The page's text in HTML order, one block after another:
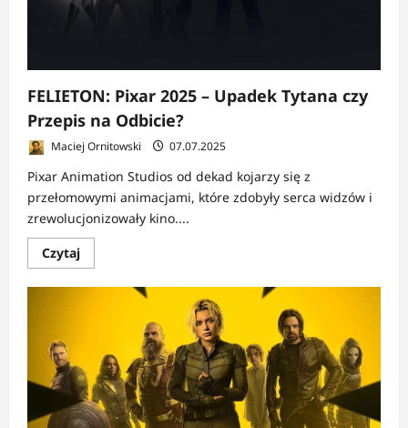
FELIETON: Pixar 2025 – Upadek Tytana czy
Przepis na Odbicie?
Maciej Ornitowski 07.07.2025
Pixar Animation Studios od dekad kojarzy się z
przełomowymi animacjami, które zdobyły serca widzów i
zrewolucjonizowały kino....
CzytajDowiedz
się
o
Upadek
Tytana
czy
Przepis
na
Odbicie?